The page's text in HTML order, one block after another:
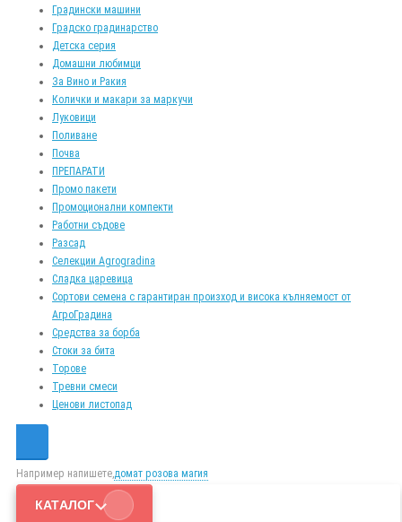
Градински машини
Градско градинарство
Детска серия
Домашни любимци
За Вино и Ракия
Колички и макари за маркучи
Луковици
Поливане
Почва
ПРЕПАРАТИ
Промо пакети
Промоционални компекти
Работни съдове
Разсад
Селекции Agrogradina
Сладка царевица
Сортови семена с гарантиран произход и висока кълняемост от
АгроГрадина
Средства за борба
Стоки за бита
Торове
Тревни смеси
Ценови листопад
Например напишете,домат розова магия
КАТАЛОГ